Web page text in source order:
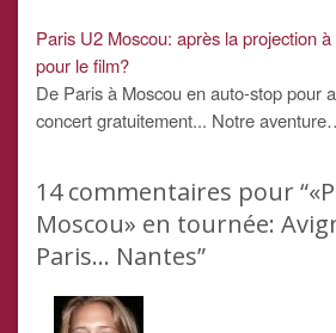
Paris U2 Moscou: après la projection
pour le film?
De Paris à Moscou en auto-stop pour
concert gratuitement... Notre
14commentaires pour
Moscou» en tournée:
Paris… Nantes”